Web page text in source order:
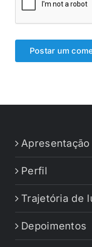
Apresentação
Perfil
Trajetória de
Depoimentos